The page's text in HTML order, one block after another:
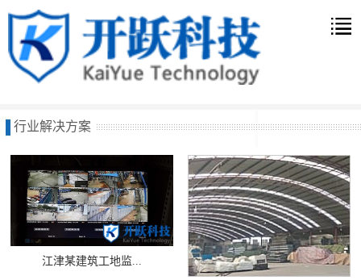
行业解决方案
江津某建筑工地监...